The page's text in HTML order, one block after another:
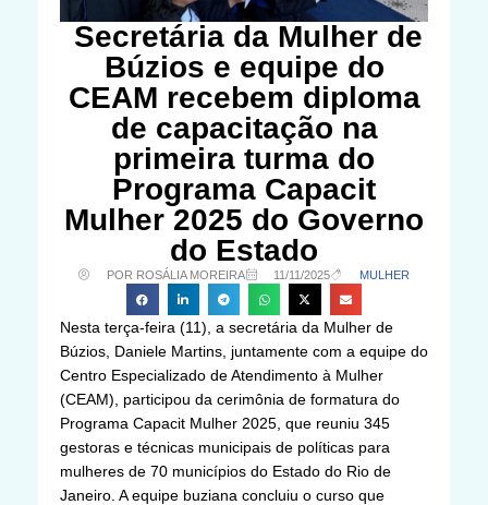
Secretária da Mulher de
Búzios e equipe do
CEAM recebem diploma
de capacitação na
primeira turma do
Programa Capacit
Mulher 2025 do Governo
do Estado
POR ROSÁLIA MOREIRA 11/11/2025 MULHER
Nesta terça-feira (11), a secretária da Mulher de
Búzios, Daniele Martins, juntamente com a equipe do
Centro Especializado de Atendimento à Mulher
(CEAM), participou da cerimônia de formatura do
Programa Capacit Mulher 2025, que reuniu 345
gestoras e técnicas municipais de políticas para
mulheres de 70 municípios do Estado do Rio de
Janeiro. A equipe buziana concluiu o curso que